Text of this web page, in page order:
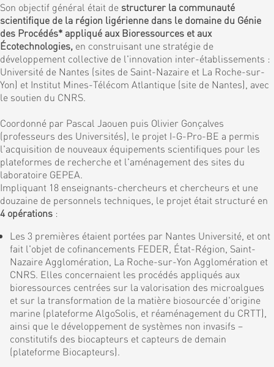
Son objectif général était de structurer la communauté
scientifique de la région ligérienne dans le domaine du Génie
des Procédés* appliqué aux Bioressources et aux
Écotechnologies, en construisant une stratégie de
développement collective de l'innovation inter-établissements :
Université de Nantes (sites de Saint-Nazaire et La Roche-sur-
Yon) et Institut Mines-Télécom Atlantique (site de Nantes), avec
le soutien du CNRS.
Coordonné par Pascal Jaouen puis Olivier Gonçalves
(professeurs des Universités), le projet I-G-Pro-BE a permis
l'acquisition de nouveaux équipements scientifiques pour les
plateformes de recherche et l'aménagement des sites du
laboratoire GEPEA.
Impliquant 18 enseignants-chercheurs et chercheurs et une
douzaine de personnels techniques, le projet était structuré en
4 opérations :
Les 3 premières étaient portées par Nantes Université, et ont
fait l'objet de cofinancements FEDER, État-Région, Saint-
Nazaire Agglomération, La Roche-sur-Yon Agglomération et
CNRS. Elles concernaient les procédés appliqués aux
bioressources centrées sur la valorisation des microalgues
et sur la transformation de la matière biosourcée d'origine
marine (plateforme AlgoSolis, et réaménagement du CRTT),
ainsi que le développement de systèmes non invasifs –
constitutifs des biocapteurs et capteurs de demain
(plateforme Biocapteurs).